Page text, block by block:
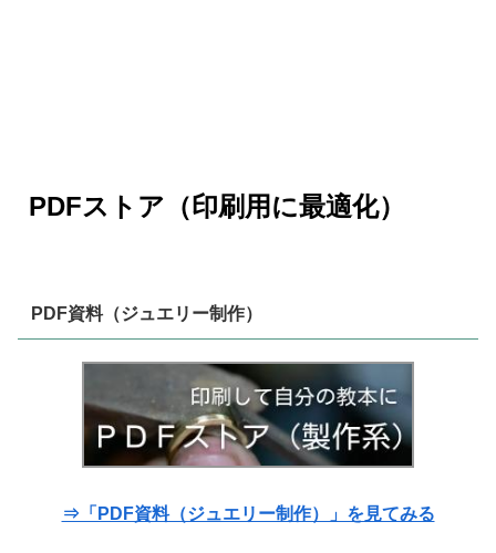
PDFストア（印刷用に最適化）
PDF資料（ジュエリー制作）
⇒「PDF資料（ジュエリー制作）」を見てみる